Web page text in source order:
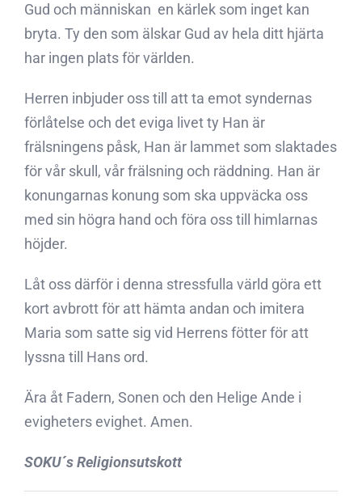
Gud och människan  en kärlek som inget kan
bryta. Ty den som älskar Gud av hela ditt hjärta
har ingen plats för världen.
Herren inbjuder oss till att ta emot syndernas
förlåtelse och det eviga livet ty Han är
frälsningens påsk, Han är lammet som slaktades
för vår skull, vår frälsning och räddning. Han är
konungarnas konung som ska uppväcka oss
med sin högra hand och föra oss till himlarnas
höjder.
Låt oss därför i denna stressfulla värld göra ett
kort avbrott för att hämta andan och imitera
Maria som satte sig vid Herrens fötter för att
lyssna till Hans ord.
Ära åt Fadern, Sonen och den Helige Ande i
evigheters evighet. Amen.
SOKU´s Religionsutskott